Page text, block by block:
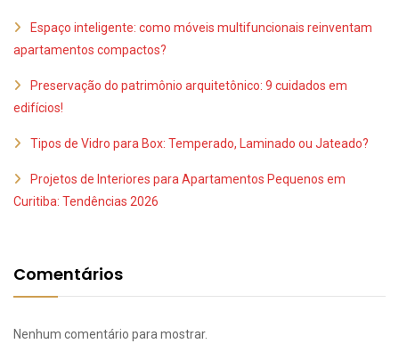
Espaço inteligente: como móveis multifuncionais reinventam
apartamentos compactos?
Preservação do patrimônio arquitetônico: 9 cuidados em
edifícios!
Tipos de Vidro para Box: Temperado, Laminado ou Jateado?
Projetos de Interiores para Apartamentos Pequenos em
Curitiba: Tendências 2026
Comentários
Nenhum comentário para mostrar.